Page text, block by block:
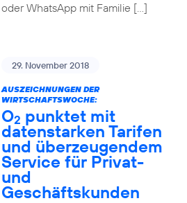
oder WhatsApp mit Familie […]
29. November 2018
AUSZEICHNUNGEN DER
WIRTSCHAFTSWOCHE:
O2 punktet mit
datenstarken Tarifen
und überzeugendem
Service für Privat-
und
Geschäftskunden